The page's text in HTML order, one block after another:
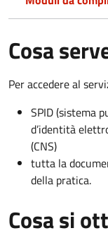
Cosa
Per accedere al
SPID (sistema
d’identità
(CNS)
tutta la
della pratica.
Cosa si